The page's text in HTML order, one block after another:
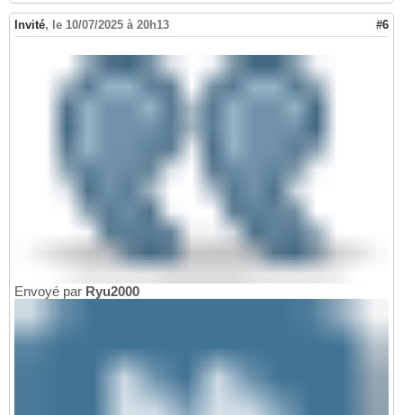
Invité, le 10/07/2025 à 20h13 #6
Envoyé par Ryu2000